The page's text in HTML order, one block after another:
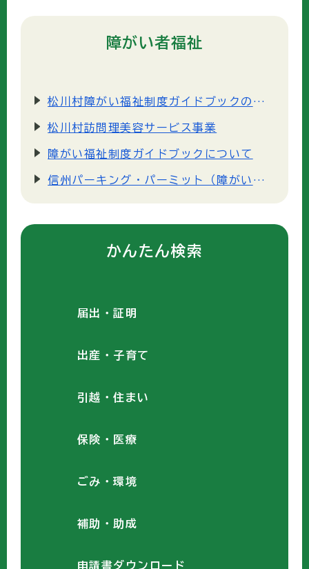
障がい者福祉
松川村障がい福祉制度ガイドブックの改訂について
松川村訪問理美容サービス事業
障がい福祉制度ガイドブックについて
信州パーキング・パーミット（障がい者等用駐車場利用証）制度の申請について
かんたん検索
届出・証明
出産・子育て
引越・住まい
保険・医療
ごみ・環境
補助・助成
申請書ダウンロード